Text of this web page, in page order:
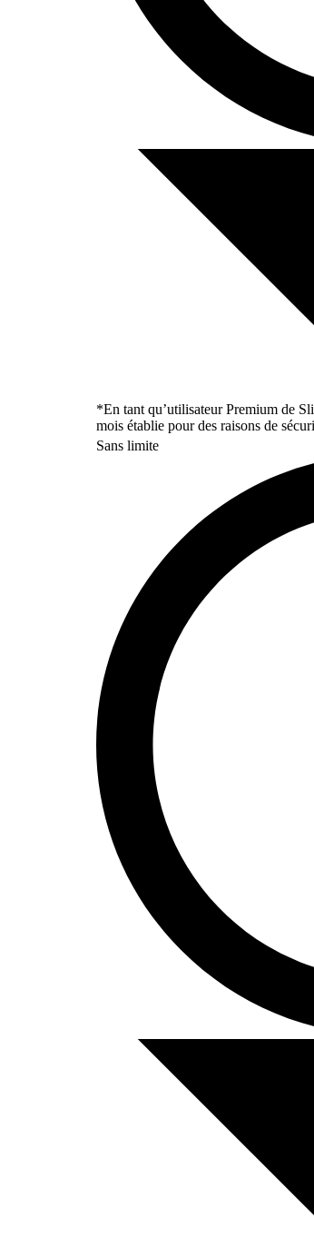
*En tant qu’utilisateur Premium de
mois établie pour des raisons de
Sans limite